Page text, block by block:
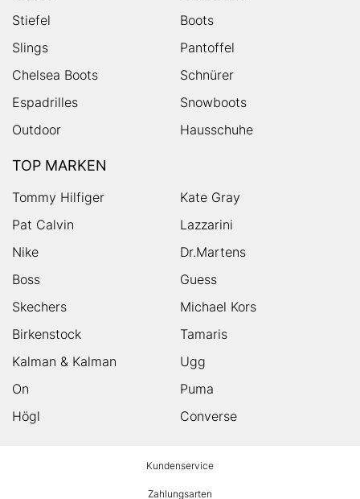
Stiefel
Boots
Slings
Pantoffel
Chelsea Boots
Schnürer
Espadrilles
Snowboots
Outdoor
Hausschuhe
TOP MARKEN
Tommy Hilfiger
Kate Gray
Pat Calvin
Lazzarini
Nike
Dr.Martens
Boss
Guess
Skechers
Michael Kors
Birkenstock
Tamaris
Kalman & Kalman
Ugg
On
Puma
Högl
Converse
Kundenservice
Zahlungsarten